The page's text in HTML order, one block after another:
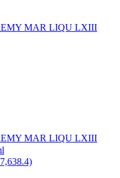
MAR LIQU LXIII
MAR LIQU LXIII